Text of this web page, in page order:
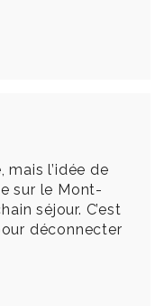
mais l’idée de
sur le Mont-
séjour. C’est
déconnecter